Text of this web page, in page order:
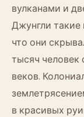
вулканами и
Джунгли такие
что они
тысяч человек
веков.
в красивых